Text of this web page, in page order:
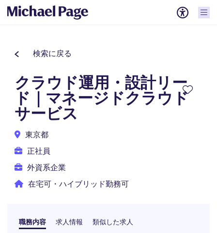
検索に戻る
クラウド運用・設計リー
ド｜マネージドクラウド
サービス
東京都
正社員
外資系企業
在宅可・ハイブリッド勤務可
職務内容 求人情報 類似した求人